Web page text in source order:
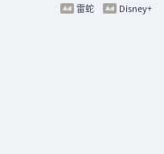
Disney+
雷蛇